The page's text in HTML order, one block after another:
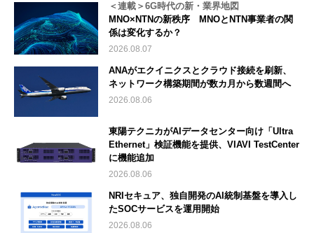
＜連載＞6G時代の新・業界地図
MNO×NTNの新秩序 MNOとNTN事業者の関
係は変化するか？
2026.08.07
ANAがエクイニクスとクラウド接続を刷新、
ネットワーク構築期間が数カ月から数週間へ
2026.08.06
東陽テクニカがAIデータセンター向け「Ultra
Ethernet」検証機能を提供、VIAVI TestCenter
に機能追加
2026.08.06
NRIセキュア、独自開発のAI統制基盤を導入し
たSOCサービスを運用開始
2026.08.06